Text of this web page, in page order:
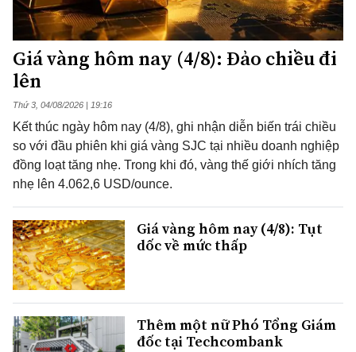
Giá vàng hôm nay (4/8): Đảo chiều đi
lên
Thứ 3, 04/08/2026 | 19:16
Kết thúc ngày hôm nay (4/8), ghi nhận diễn biến trái chiều
so với đầu phiên khi giá vàng SJC tại nhiều doanh nghiệp
đồng loạt tăng nhẹ. Trong khi đó, vàng thế giới nhích tăng
nhẹ lên 4.062,6 USD/ounce.
Giá vàng hôm nay (4/8): Tụt
dốc về mức thấp
Thêm một nữ Phó Tổng Giám
đốc tại Techcombank